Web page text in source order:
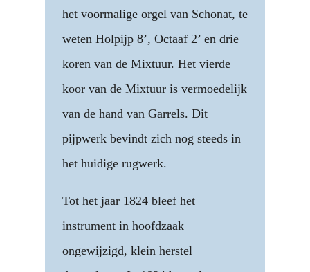
het voormalige orgel van Schonat, te
weten Holpijp 8’, Octaaf 2’ en drie
koren van de Mixtuur. Het vierde
koor van de Mixtuur is vermoedelijk
van de hand van Garrels. Dit
pijpwerk bevindt zich nog steeds in
het huidige rugwerk.
Tot het jaar 1824 bleef het
instrument in hoofdzaak
ongewijzigd, klein herstel